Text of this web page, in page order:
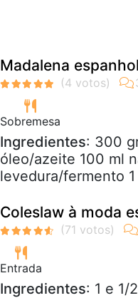
Madalena
Sobremesa
Ingredientes: 300
óleo/azeite 100 ml
levedura/fermento
Coleslaw à moda
Entrada
Ingredientes: 1 e 1/